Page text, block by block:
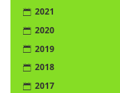
2021
2020
2019
2018
2017